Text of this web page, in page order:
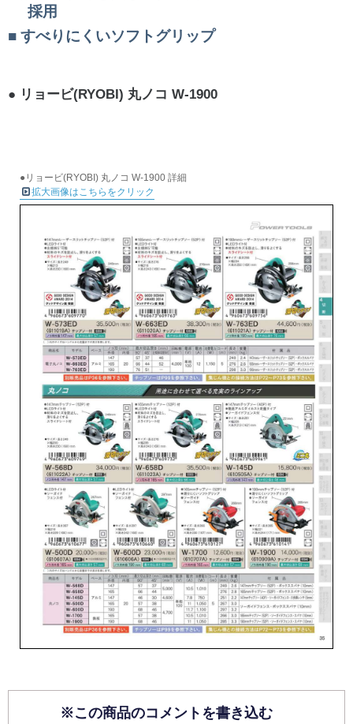
採用
すべりにくいソフトグリップ
リョービ(RYOBI) 丸ノコ W-1900
●リョービ(RYOBI) 丸ノコ W-1900 詳細
拡大画像はこちらをクリック
※この商品のコメントを書き込む